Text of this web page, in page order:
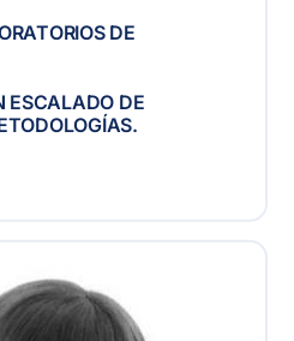
DE
ESCALADO DE